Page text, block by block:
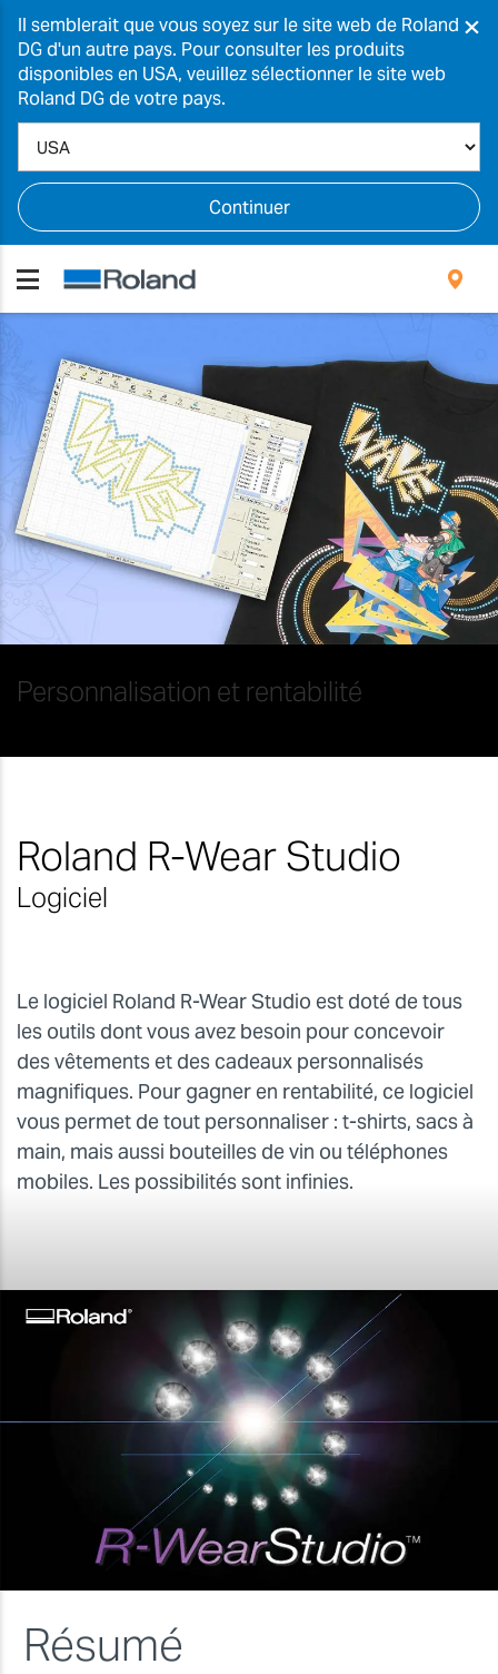
Il semblerait que vous soyez sur le site web de Roland
DG d'un autre pays. Pour consulter les produits
disponibles en USA, veuillez sélectionner le site web
Roland DG de votre pays.
Continuer
×
Personnalisation et rentabilité
Roland R-Wear Studio
Logiciel
Le logiciel Roland R-Wear Studio est doté de tous
les outils dont vous avez besoin pour concevoir
des vêtements et des cadeaux personnalisés
magnifiques. Pour gagner en rentabilité, ce logiciel
vous permet de tout personnaliser : t-shirts, sacs à
main, mais aussi bouteilles de vin ou téléphones
mobiles. Les possibilités sont infinies.
Résumé